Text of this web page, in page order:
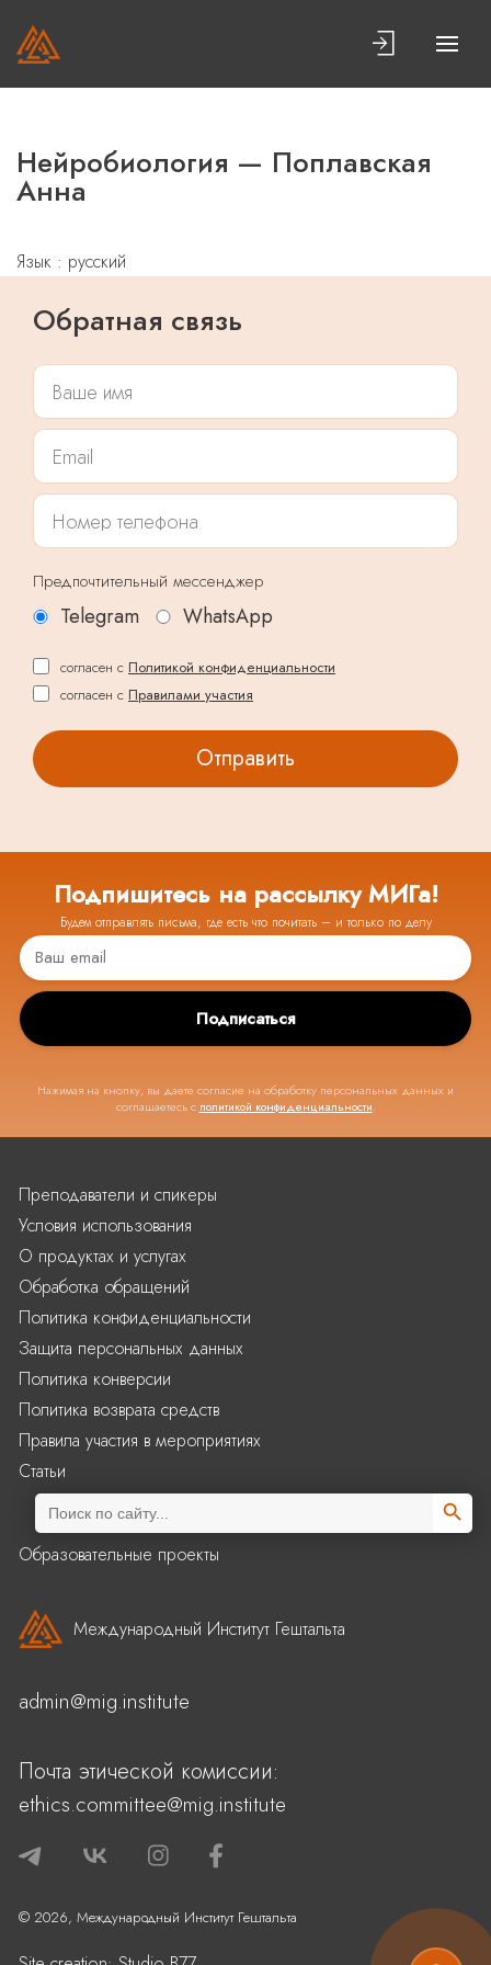
Нейробиология — Поплавская
Анна
Язык : русский
Обратная связь
Предпочтительный мессенджер
Telegram WhatsApp
согласен с Политикой конфиденциальности
согласен с Правилами участия
Подпишитесь на рассылку МИГа!
Будем отправлять письма, где есть что почитать – и только по делу
Подписаться
Нажимая на кнопку, вы даете согласие на обработку персональных данных и
соглашаетесь с политикой конфиденциальности.
Образовательные проекты
Преподаватели и спикеры
Условия использования
О продуктах и услугах
Обработка обращений
Политика конфиденциальности
Защита персональных данных
Политика конверсии
Политика возврата средств
Правила участия в мероприятиях
Статьи
Search
for:
Search
Международный Институт Гештальта
admin@mig.institute
Почта этической комиссии:
ethics.committee@mig.institute
© 2026, Международный Институт Гештальта